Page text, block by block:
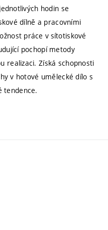
hodin se
dílně a pracovními
práce v sítotiskové
pochopí metody
realizaci. Získá schopnosti
v hotové umělecké dílo s
tendence.